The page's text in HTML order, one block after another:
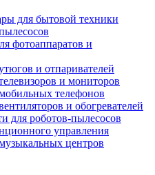
для бытовой техники
фотоаппаратов и
и отпаривателей
и мониторов
телефонов
и обогревателей
для роботов-пылесосов
управления
центров